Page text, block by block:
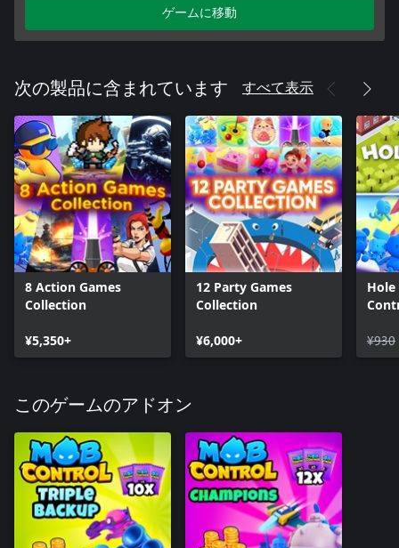
ゲームに移動
次の製品に含まれています すべて表示
8 Action Games
Collection
¥5,350+
12 Party Games
Collection
¥6,000+ ¥930
このゲームのアドオン